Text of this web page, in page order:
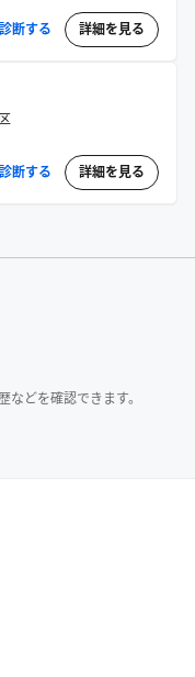
断する 詳細を見る
断する 詳細を見る
どを確認できます。